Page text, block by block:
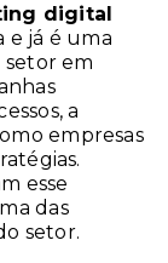
digital
e já é uma
em
a
empresas
esse
das
setor.